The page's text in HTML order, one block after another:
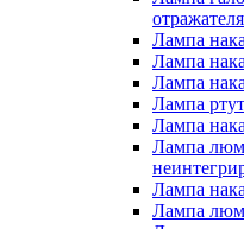
отражателя
Лампа
Лампа
Лампа
Лампа
Лампа
Лампа
Лампа
Лампа